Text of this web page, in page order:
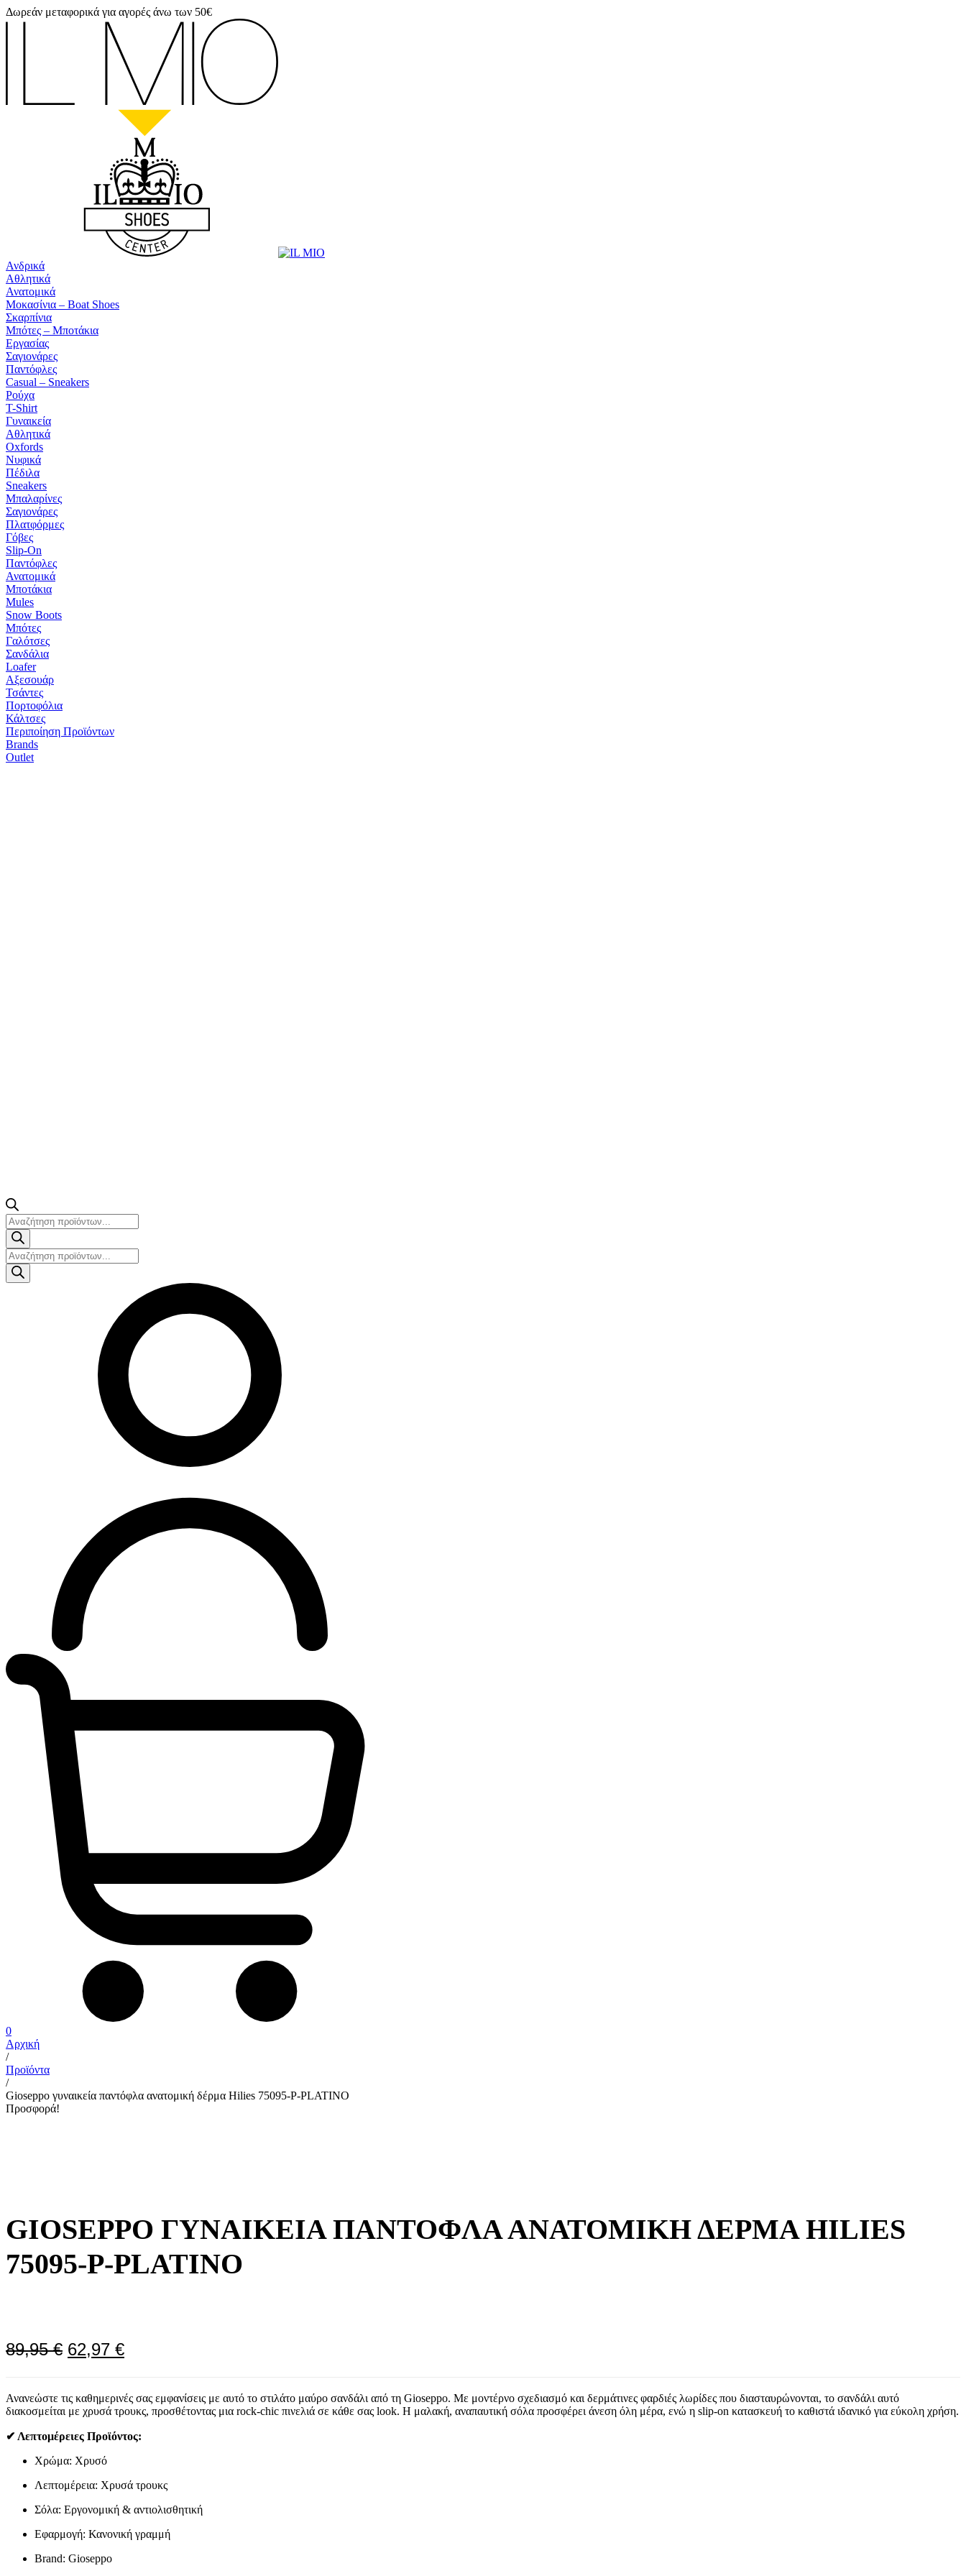
Δωρεάν μεταφορικά για αγορές άνω των 50€
Ανδρικά
Αθλητικά
Ανατομικά
Μοκασίνια – Boat Shoes
Σκαρπίνια
Μπότες – Μποτάκια
Εργασίας
Σαγιονάρες
Παντόφλες
Casual – Sneakers
Ρούχα
T-Shirt
Γυναικεία
Αθλητικά
Oxfords
Νυφικά
Πέδιλα
Sneakers
Μπαλαρίνες
Σαγιονάρες
Πλατφόρμες
Γόβες
Slip-On
Παντόφλες
Ανατομικά
Μποτάκια
Mules
Snow Boots
Μπότες
Γαλότσες
Σανδάλια
Loafer
Αξεσουάρ
Τσάντες
Πορτοφόλια
Κάλτσες
Περιποίηση Προϊόντων
Brands
Outlet
Products
search
Products
search
0
Αρχική
/
Προϊόντα
/
Gioseppo γυναικεία παντόφλα ανατομική δέρμα Hilies 75095-P-PLATINO
Προσφορά!
GIOSEPPO ΓΥΝΑΙΚΕΊΑ ΠΑΝΤΌΦΛΑ ΑΝΑΤΟΜΙΚΉ ΔΈΡΜΑ HILIES
75095-P-PLATINO
89,95€ Original
89,95 €.
62,97 €Η
τιμή
είναι:
Ανανεώστε τις καθημερινές σας εμφανίσεις με αυτό το στιλάτο μαύρο σανδάλι από τη Gioseppo. Με μοντέρνο σχεδιασμό και δερμάτινες φαρδιές λωρίδες που διασταυρώνονται, το σανδάλι αυτό
διακοσμείται με χρυσά τρουκς, προσθέτοντας μια rock-chic πινελιά σε κάθε σας look. Η μαλακή, αναπαυτική σόλα προσφέρει άνεση όλη μέρα, ενώ η slip-on κατασκευή το καθιστά ιδανικό για εύκολη χρήση.
✔ Λεπτομέρειες Προϊόντος:
Χρώμα: Χρυσό
Λεπτομέρεια: Χρυσά τρουκς
Σόλα: Εργονομική & αντιολισθητική
Εφαρμογή: Κανονική γραμμή
Brand: Gioseppo